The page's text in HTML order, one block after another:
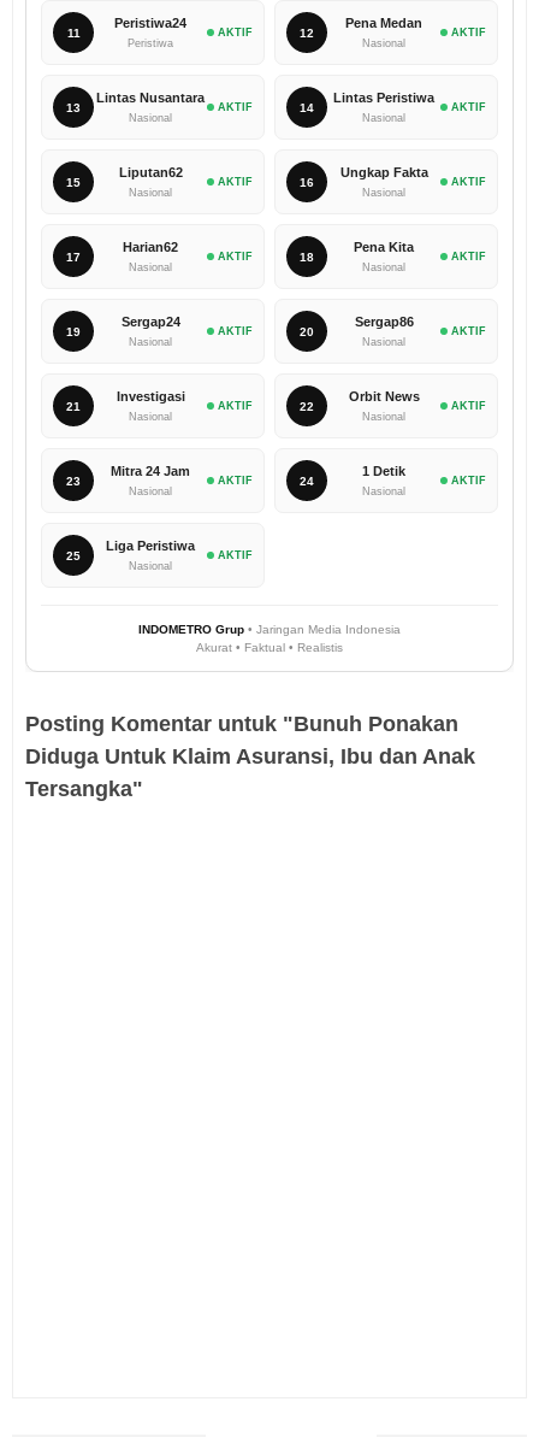
11
Peristiwa24
Peristiwa
AKTIF 12
Pena Medan
Nasional
AKTIF
13
Lintas Nusantara
Nasional
AKTIF 14
Lintas Peristiwa
Nasional
AKTIF
15
Liputan62
Nasional
AKTIF 16
Ungkap Fakta
Nasional
AKTIF
17
Harian62
Nasional
AKTIF 18
Pena Kita
Nasional
AKTIF
19
Sergap24
Nasional
AKTIF 20
Sergap86
Nasional
AKTIF
21
Investigasi
Nasional
AKTIF 22
Orbit News
Nasional
AKTIF
23
Mitra 24 Jam
Nasional
AKTIF 24
1 Detik
Nasional
AKTIF
25
Liga Peristiwa
Nasional
AKTIF
INDOMETRO Grup • Jaringan Media Indonesia
Akurat • Faktual • Realistis
Posting Komentar untuk "Bunuh Ponakan
Diduga Untuk Klaim Asuransi, Ibu dan Anak
Tersangka"